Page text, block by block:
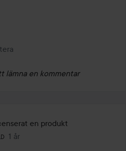
lämna en kommentar
en produkt
Tidigare anställd.
1 år
Inlägget skapades 1 år